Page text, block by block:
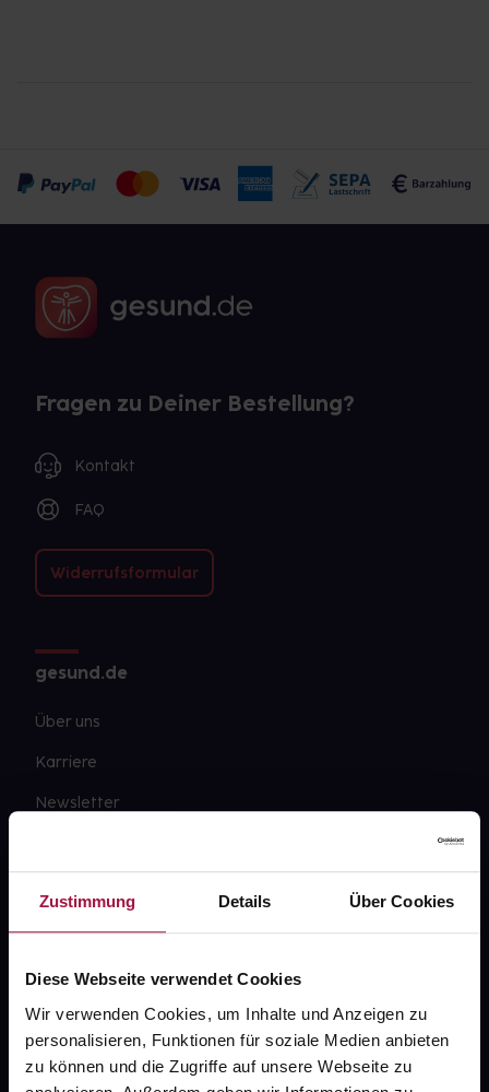
Zustimmung Details Über Cookies
Diese Webseite verwendet Cookies
Wir verwenden Cookies, um Inhalte und Anzeigen zu
personalisieren, Funktionen für soziale Medien anbieten
zu können und die Zugriffe auf unsere Webseite zu
Fragen zu Deiner Bestellung?
Kontakt
FAQ
Widerrufsformular
gesund.de
Über uns
Karriere
Newsletter
Datenschutz
AGB
Impressum